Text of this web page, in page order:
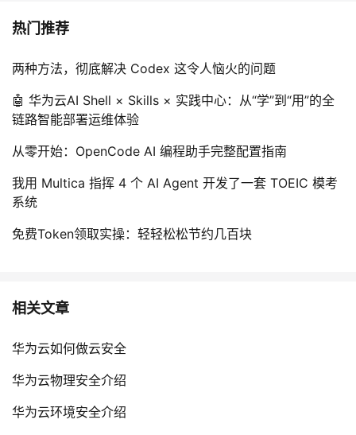
验
收
议
热门推荐
两种方法，彻底解决 Codex 这令人恼火的问题
🤖 华为云AI Shell × Skills × 实践中心：从“学”到“用”的全
链路智能部署运维体验
从零开始：OpenCode AI 编程助手完整配置指南
我用 Multica 指挥 4 个 AI Agent 开发了一套 TOEIC 模考
系统
免费Token领取实操：轻轻松松节约几百块
相关文章
华为云如何做云安全
华为云物理安全介绍
华为云环境安全介绍